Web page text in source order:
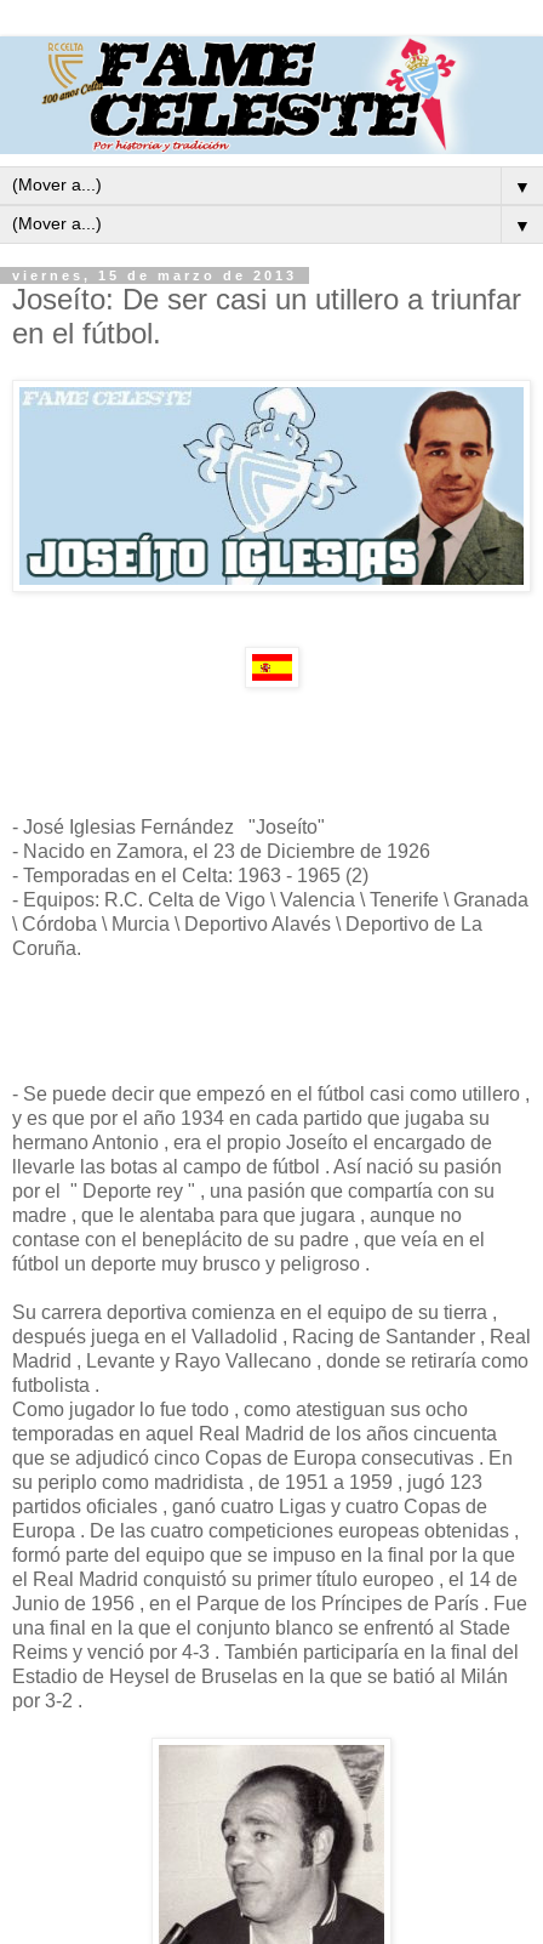
▼
▼
viernes, 15 de marzo de 2013
Joseíto: De ser casi un utillero a triunfar
en el fútbol.
- José Iglesias Fernández "Joseíto"
- Nacido en Zamora, el 23 de Diciembre de 1926
- Temporadas en el Celta: 1963 - 1965 (2)
- Equipos: R.C. Celta de Vigo \ Valencia \ Tenerife \ Granada
\ Córdoba \ Murcia \ Deportivo Alavés \ Deportivo de La
Coruña.
- Se puede decir que empezó en el fútbol casi como utillero ,
y es que por el año 1934 en cada partido que jugaba su
hermano Antonio , era el propio Joseíto el encargado de
llevarle las botas al campo de fútbol . Así nació su pasión
por el " Deporte rey " , una pasión que compartía con su
madre , que le alentaba para que jugara , aunque no
contase con el beneplácito de su padre , que veía en el
fútbol un deporte muy brusco y peligroso .
Su carrera deportiva comienza en el equipo de su tierra ,
después juega en el Valladolid , Racing de Santander , Real
Madrid , Levante y Rayo Vallecano , donde se retiraría como
futbolista .
Como jugador lo fue todo , como atestiguan sus ocho
temporadas en aquel Real Madrid de los años cincuenta
que se adjudicó cinco Copas de Europa consecutivas . En
su periplo como madridista , de 1951 a 1959 , jugó 123
partidos oficiales , ganó cuatro Ligas y cuatro Copas de
Europa . De las cuatro competiciones europeas obtenidas ,
formó parte del equipo que se impuso en la final por la que
el Real Madrid conquistó su primer título europeo , el 14 de
Junio de 1956 , en el Parque de los Príncipes de París . Fue
una final en la que el conjunto blanco se enfrentó al Stade
Reims y venció por 4-3 . También participaría en la final del
Estadio de Heysel de Bruselas en la que se batió al Milán
por 3-2 .